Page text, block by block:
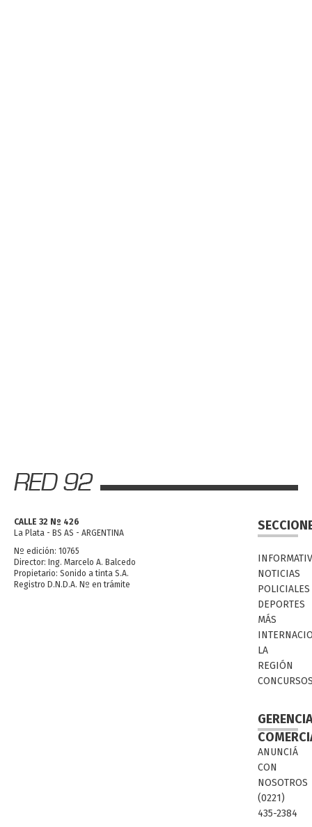
CALLE 32 Nº 426
La Plata - BS AS - ARGENTINA
Nº edición: 10765
Director: Ing. Marcelo A. Balcedo
Propietario: Sonido a tinta S.A.
Registro D.N.D.A. Nº en trámite
NOTICIAS
POLICIALES
DEPORTES
MÁS
LA
REGIÓN
ANUNCIÁ
CON
NOSOTROS
(0221)
435-2384